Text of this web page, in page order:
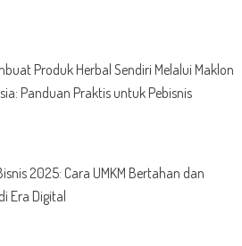
Produk Herbal Sendiri Melalui Maklon
Panduan Praktis untuk Pebisnis
2025: Cara UMKM Bertahan dan
Era Digital